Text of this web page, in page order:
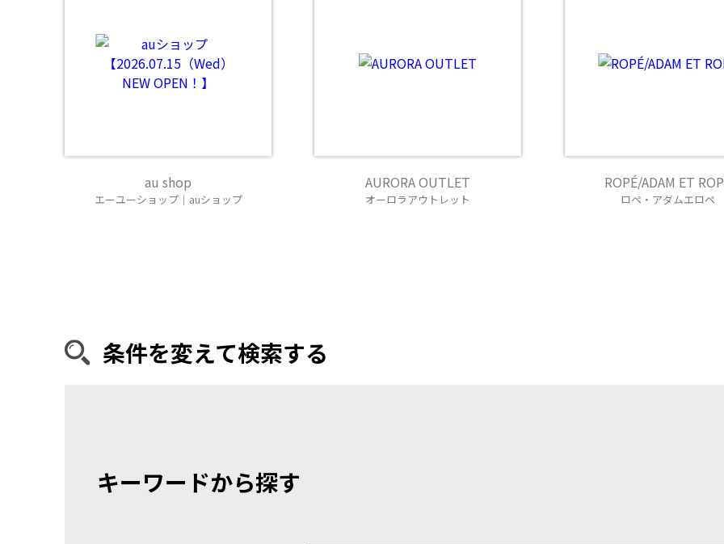
au shop
エーユーショップ｜auショップ
AURORA OUTLET
オーロラアウトレット
ROPÉ/ADAM ET
ロペ・アダムエロペ
条件を変えて検索する
キーワードから探す